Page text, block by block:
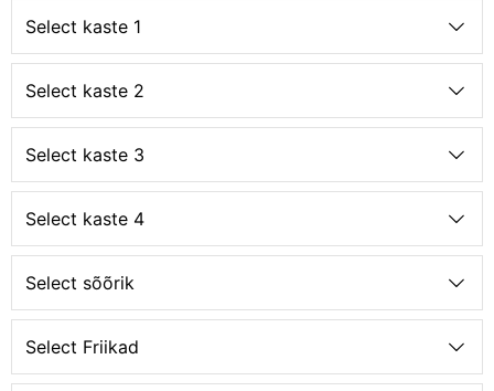
Select kaste 1
Select kaste 2
Select kaste 3
Select kaste 4
Select sõõrik
Select Friikad